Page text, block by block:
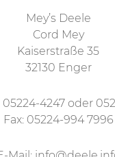
Mey’s Deele
Cord Mey
Kaiserstraße 35
32130 Enger
05224-4247 oder
Fax: 05224-994 7996